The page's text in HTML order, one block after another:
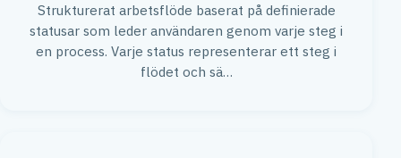
Strukturerat arbetsflöde baserat på definierade
statusar som leder användaren genom varje steg i
en process. Varje status representerar ett steg i
flödet och sä…